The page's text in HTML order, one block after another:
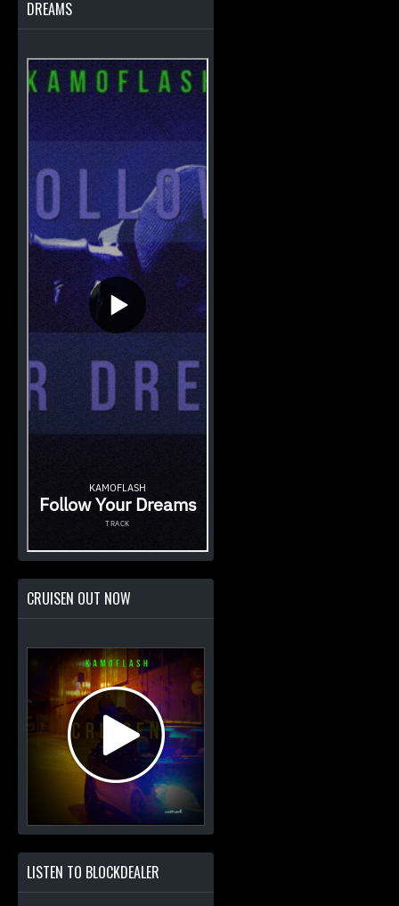
DREAMS
CRUISEN OUT NOW
LISTEN TO BLOCKDEALER